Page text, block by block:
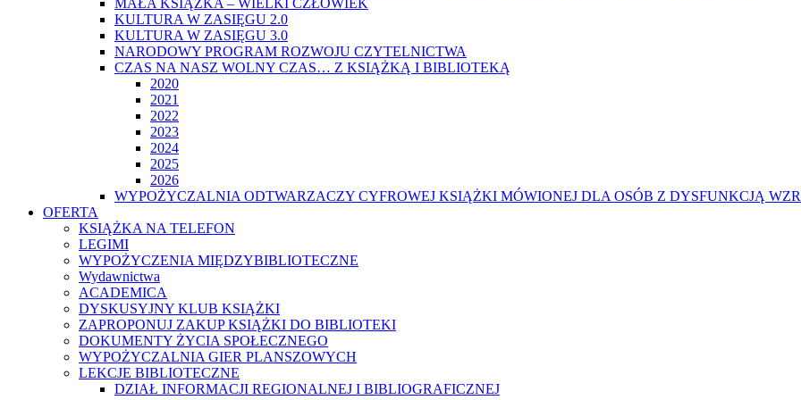
MAŁA KSIĄŻKA – WIELKI CZŁOWIEK
KULTURA W ZASIĘGU 2.0
KULTURA W ZASIĘGU 3.0
NARODOWY PROGRAM ROZWOJU CZYTELNICTWA
CZAS NA NASZ WOLNY CZAS… Z KSIĄŻKĄ I BIBLIOTEKĄ
2020
2021
2022
2023
2024
2025
2026
WYPOŻYCZALNIA ODTWARZACZY CYFROWEJ KSIĄŻKI MÓWIONEJ DLA OSÓB Z DYSFUNKCJĄ
OFERTA
KSIĄŻKA NA TELEFON
LEGIMI
WYPOŻYCZENIA MIĘDZYBIBLIOTECZNE
Wydawnictwa
ACADEMICA
DYSKUSYJNY KLUB KSIĄŻKI
ZAPROPONUJ ZAKUP KSIĄŻKI DO BIBLIOTEKI
DOKUMENTY ŻYCIA SPOŁECZNEGO
WYPOŻYCZALNIA GIER PLANSZOWYCH
LEKCJE BIBLIOTECZNE
DZIAŁ INFORMACJI REGIONALNEJ I BIBLIOGRAFICZNEJ